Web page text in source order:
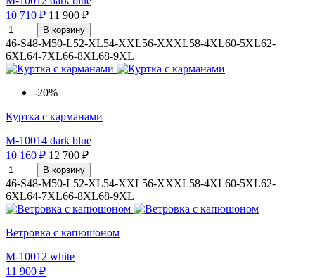
10 710 ₽ 11 900 ₽
В корзину
46-S48-M50-L52-XL54-XXL56-XXXL58-4XL60-5XL62-
6XL64-7XL66-8XL68-9XL
-20%
Куртка с карманами
M-10014 dark blue
10 160 ₽ 12 700 ₽
В корзину
46-S48-M50-L52-XL54-XXL56-XXXL58-4XL60-5XL62-
6XL64-7XL66-8XL68-9XL
Ветровка с капюшоном
M-10012 white
11 900 ₽